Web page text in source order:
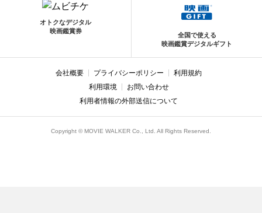
オトクなデジタル
映画鑑賞券
全国で使える
映画鑑賞デジタルギフト
会社概要 プライバシーポリシー
利用規約
利用環境
お問い合わせ
利用者情報の外部送信について
Copyright © MOVIE WALKER Co., Ltd. All Rights Reserved.